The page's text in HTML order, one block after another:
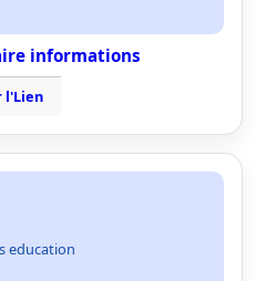
informations
l'Lien
education